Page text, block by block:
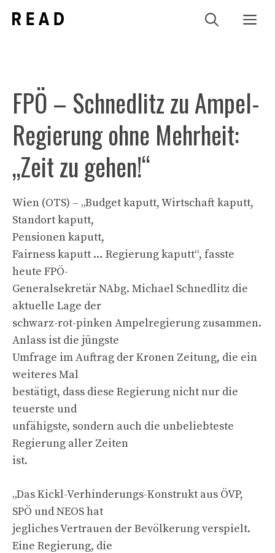
Inhalt
FPÖ – Schnedlitz zu Ampel-
Regierung ohne Mehrheit:
„Zeit zu gehen!“
Wien (OTS) – „Budget kaputt, Wirtschaft kaputt,
Standort kaputt,
Pensionen kaputt,
Fairness kaputt … Regierung kaputt“, fasste
heute FPÖ-
Generalsekretär NAbg. Michael Schnedlitz die
aktuelle Lage der
schwarz-rot-pinken Ampelregierung zusammen.
Anlass ist die jüngste
Umfrage im Auftrag der Kronen Zeitung, die ein
weiteres Mal
bestätigt, dass diese Regierung nicht nur die
teuerste und
unfähigste, sondern auch die unbeliebteste
Regierung aller Zeiten
ist.
„Das Kickl-Verhinderungs-Konstrukt aus ÖVP,
SPÖ und NEOS hat
jegliches Vertrauen der Bevölkerung verspielt.
Eine Regierung, die